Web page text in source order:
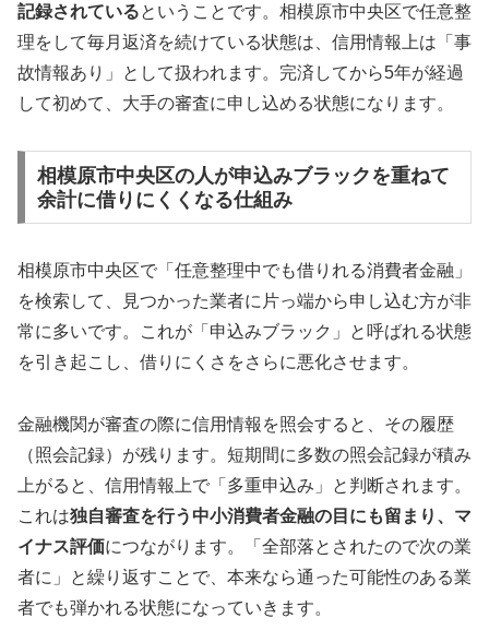
記録されているということです。相模原市中央区で任意整
理をして毎月返済を続けている状態は、信用情報上は「事
故情報あり」として扱われます。完済してから5年が経過
して初めて、大手の審査に申し込める状態になります。
相模原市中央区の人が申込みブラックを重ねて
余計に借りにくくなる仕組み
相模原市中央区で「任意整理中でも借りれる消費者金融」
を検索して、見つかった業者に片っ端から申し込む方が非
常に多いです。これが「申込みブラック」と呼ばれる状態
を引き起こし、借りにくさをさらに悪化させます。
金融機関が審査の際に信用情報を照会すると、その履歴
（照会記録）が残ります。短期間に多数の照会記録が積み
上がると、信用情報上で「多重申込み」と判断されます。
これは独自審査を行う中小消費者金融の目にも留まり、マ
イナス評価につながります。「全部落とされたので次の業
者に」と繰り返すことで、本来なら通った可能性のある業
者でも弾かれる状態になっていきます。